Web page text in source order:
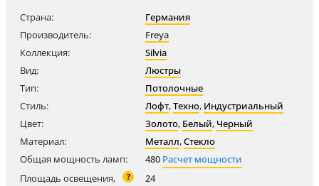
Страна:
Германия
Производитель:
Freya
Коллекция:
Silvia
Вид:
Люстры
Тип:
Потолочные
Стиль:
Лофт,Техно, Индустриальный
Цвет:
Золото, Белый, Черный
Материал:
Металл,Стекло
Общая мощность ламп:
480 Расчет мощности
Площадь освещения,
? 24